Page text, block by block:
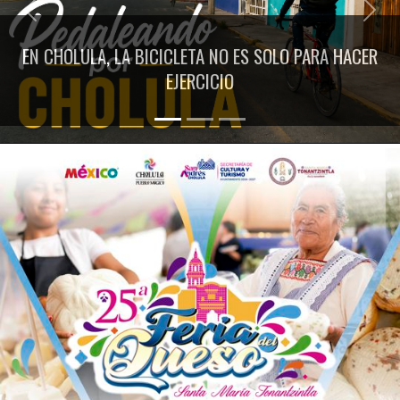
EN CHOLULA, LA BICICLETA NO ES SOLO PARA HACER
EJERCICIO
Previous Next